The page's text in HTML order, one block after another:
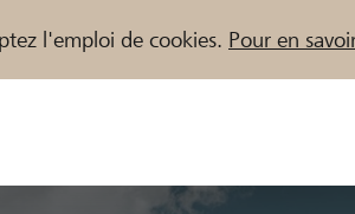
l'emploi de cookies. Pour en